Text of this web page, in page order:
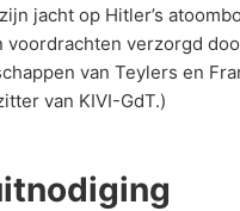
jacht op Hitler’s
voordrachten verzorgd
van Teylers en
van KIVI-GdT.)